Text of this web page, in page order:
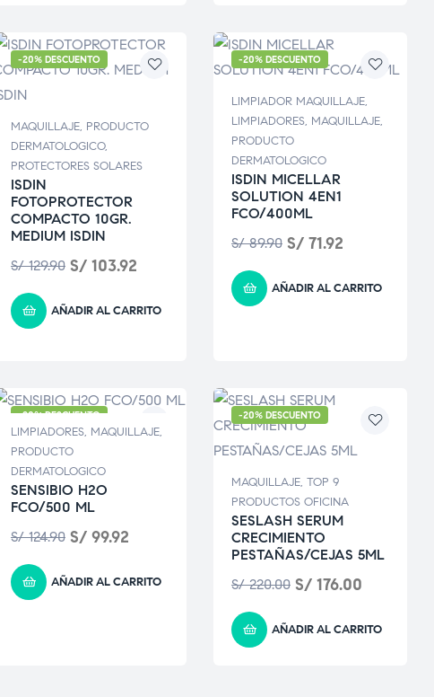
-20% DESCUENTO
MAQUILLAJE, PRODUCTO
DERMATOLOGICO,
PROTECTORES SOLARES
ISDIN
FOTOPROTECTOR
COMPACTO 10GR.
MEDIUM ISDIN
S/129.90 S/ 103.92
AÑADIR AL CARRITO
-20% DESCUENTO
LIMPIADOR MAQUILLAJE,
LIMPIADORES, MAQUILLAJE,
PRODUCTO
DERMATOLOGICO
ISDIN MICELLAR
SOLUTION 4EN1
FCO/400ML
S/89.90 S/ 71.92
AÑADIR AL CARRITO
-20% DESCUENTO
LIMPIADORES, MAQUILLAJE,
PRODUCTO
DERMATOLOGICO
SENSIBIO H2O
FCO/500 ML
S/124.90 S/ 99.92
AÑADIR AL CARRITO
-20% DESCUENTO
MAQUILLAJE, TOP 9
PRODUCTOS OFICINA
SESLASH SERUM
CRECIMIENTO
PESTAÑAS/CEJAS 5ML
S/220.00 S/ 176.00
AÑADIR AL CARRITO